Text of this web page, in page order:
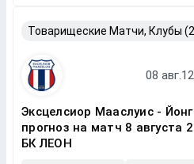
Эксцелсиор Мааслуис -
прогноз на матч 8 августа
БК ЛЕОН